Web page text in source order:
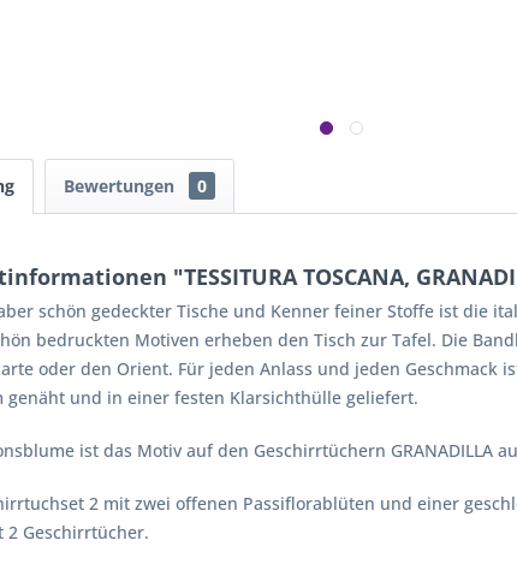
Bewertungen 0
"TESSITURA TOSCANA,
schön gedeckter Tische und Kenner feiner Stoffe ist die
bedruckten Motiven erheben den Tisch zur Tafel. Die
oder den Orient. Für jeden Anlass und jeden Geschmack
genäht und in einer festen Klarsichthülle geliefert.
ist das Motiv auf den Geschirrtüchern GRANADILLA
2 mit zwei offenen Passiflorablüten und einer
2 Geschirrtücher.